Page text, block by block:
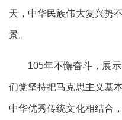
天，中华民族伟大复兴势
景。
105年不懈奋斗，展示
们党坚持把马克思主义基
中华优秀传统文化相结合